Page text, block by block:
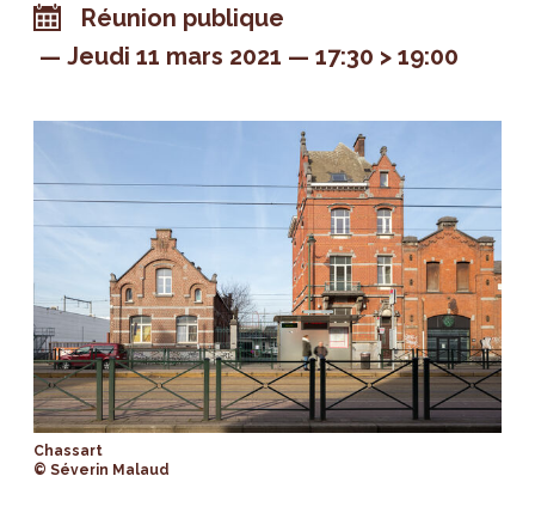
Réunion publique
Jeudi 11 mars 2021
17:30 > 19:00
Chassart
© Séverin Malaud